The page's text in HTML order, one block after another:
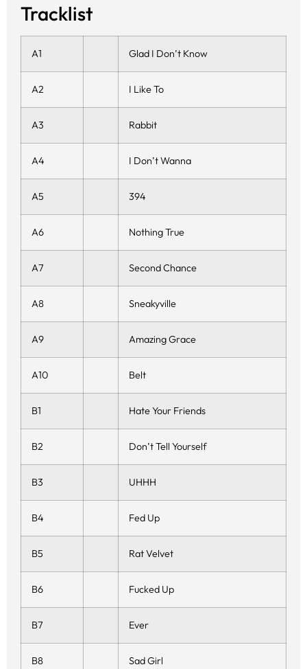
Tracklist
A1 Glad I Don’t Know
A2 I Like To
A3 Rabbit
A4 I Don’t Wanna
A5 394
A6 Nothing True
A7 Second Chance
A8 Sneakyville
A9 Amazing Grace
A10 Belt
B1 Hate Your Friends
B2 Don’t Tell Yourself
B3 UHHH
B4 Fed Up
B5 Rat Velvet
B6 Fucked Up
B7 Ever
B8 Sad Girl